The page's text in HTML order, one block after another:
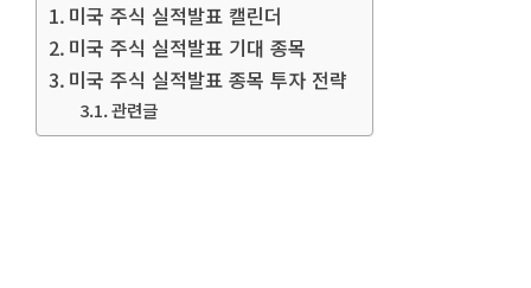
미국 주식 실적발표 캘린더
미국 주식 실적발표 기대 종목
미국 주식 실적발표 종목 투자 전략
관련글